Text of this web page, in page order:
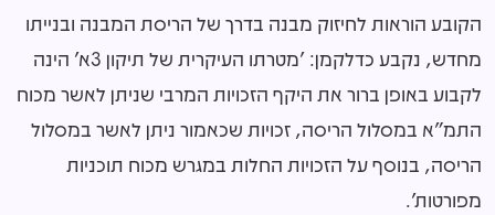
הקובע הוראות לחיזוק מבנה בדרך של הריסת המבנה ובנייתו
מחדש, נקבע כדלקמן: 'מטרתו העיקרית של תיקון 3א' הינה
לקבוע באופן ברור את היקף הזכויות המרבי שניתן לאשר מכוח
התמ"א במסלול הריסה, זכויות שכאמור ניתן לאשר במסלול
הריסה, בנוסף על הזכויות החלות במגרש מכוח תוכניות
מפורטות'.